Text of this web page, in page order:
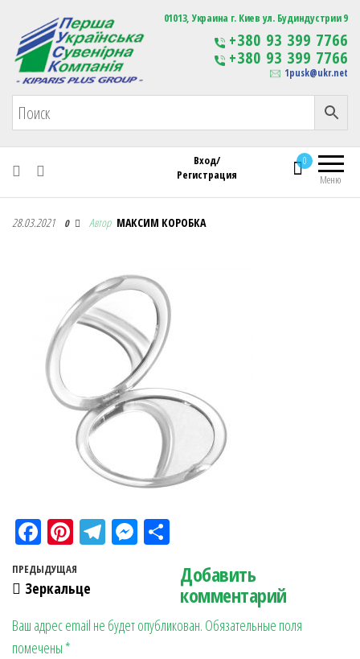
Первая Украинская Сувенирная Компания Изготовление
сувенирной продукции
с логотипом
01013, Украина г. Киев ул. Будиндустрии 9
+380 93 399 7766
+380 93 399 7766
1pusk@ukr.net
Меню
0
Вход/
Регистрация
Первая Украинская Сувенирная Компания
28.03.2021 0 Автор МАКСИМ КОРОБКА
Fa
ce
bo
ok
Pi
nt
er
es
t
Te
m
M
ge
ра
в
ит
Навигация по записям
Предыдущая запись
ПРЕДЫДУЩАЯ
Зеркальце
Добавить
комментарий
Ваш адрес email не будет опубликован. Обязательные поля
помечены *